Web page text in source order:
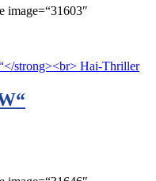
image=“31603″